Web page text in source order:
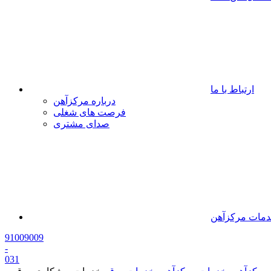
ارتباط با ما
درباره مرکزآهن
فرصت های شغلی
صدای مشتری
مرکزآهن
91009009
-
031